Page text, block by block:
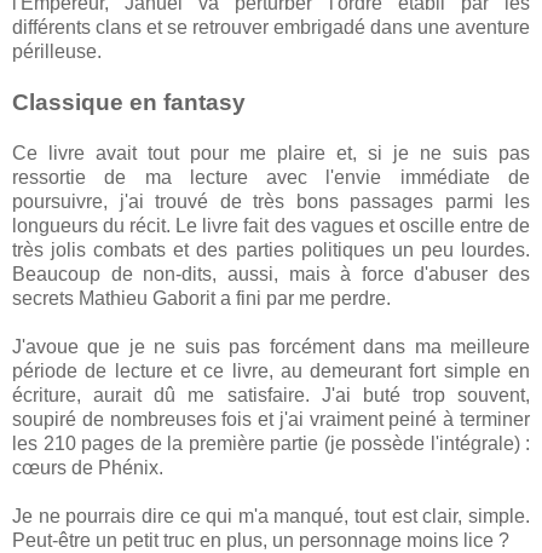
différents clans et se retrouver embrigadé dans une aventure
périlleuse.
Classique en fantasy
Ce livre avait tout pour me plaire et, si je ne suis pas
ressortie de ma lecture avec l'envie immédiate de
poursuivre, j'ai trouvé de très bons passages parmi les
longueurs du récit. Le livre fait des vagues et oscille entre de
très jolis combats et des parties politiques un peu lourdes.
Beaucoup de non-dits, aussi, mais à force d'abuser des
secrets Mathieu Gaborit a fini par me perdre.
J'avoue que je ne suis pas forcément dans ma meilleure
période de lecture et ce livre, au demeurant fort simple en
écriture, aurait dû me satisfaire. J'ai buté trop souvent,
soupiré de nombreuses fois et j'ai vraiment peiné à terminer
les 210 pages de la première partie (je possède l'intégrale) :
cœurs de Phénix.
Je ne pourrais dire ce qui m'a manqué, tout est clair, simple.
Peut-être un petit truc en plus, un personnage moins lice ?